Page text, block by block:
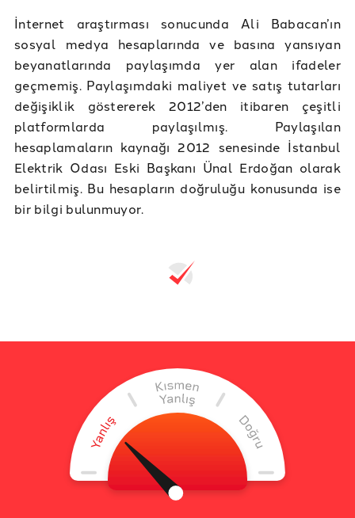
İnternet araştırması sonucunda Ali Babacan’ın
sosyal medya hesaplarında ve basına yansıyan
beyanatlarında paylaşımda yer alan ifadeler
geçmemiş. Paylaşımdaki maliyet ve satış tutarları
değişiklik göstererek 2012’den itibaren çeşitli
platformlarda paylaşılmış. Paylaşılan
hesaplamaların kaynağı 2012 senesinde İstanbul
Elektrik Odası Eski Başkanı Ünal Erdoğan olarak
belirtilmiş. Bu hesapların doğruluğu konusunda ise
bir bilgi bulunmuyor.